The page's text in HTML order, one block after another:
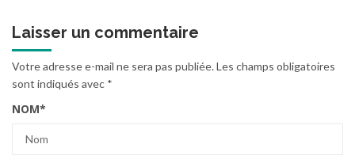
Laisser un commentaire
Votre adresse e-mail ne sera pas publiée.Les champs obligatoires
sont indiqués avec *
NOM*